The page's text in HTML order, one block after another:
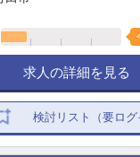
求人の詳細を見る
検討リスト（要ログ